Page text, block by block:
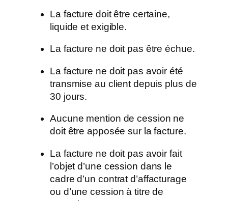
La facture doit être certaine,
liquide et exigible.
La facture ne doit pas être échue.
La facture ne doit pas avoir été
transmise au client depuis plus de
30 jours.
Aucune mention de cession ne
doit être apposée sur la facture.
La facture ne doit pas avoir fait
l’objet d’une cession dans le
cadre d’un contrat d’affacturage
ou d’une cession à titre de